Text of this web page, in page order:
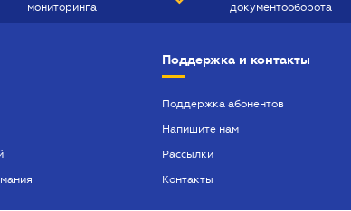
мониторинга
документооборота
Поддержка и контакты
Поддержка абонентов
Напишите нам
Рассылки
Контакты